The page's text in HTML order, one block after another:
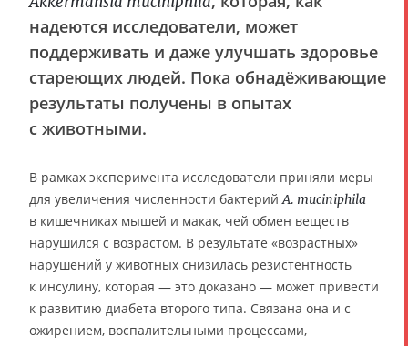
надеются исследователи, может
поддерживать и даже улучшать здоровье
стареющих людей. Пока обнадёживающие
результаты получены в опытах
с животными.
В рамках эксперимента исследователи приняли меры
для увеличения численности бактерийA. muciniphila
в кишечниках мышей и макак, чей обмен веществ
нарушился с возрастом. В результате «возрастных»
нарушений у животных снизилась резистентность
к инсулину, которая — это доказано — может привести
к развитию диабета второго типа. Связана она и с
ожирением, воспалительными процессами,